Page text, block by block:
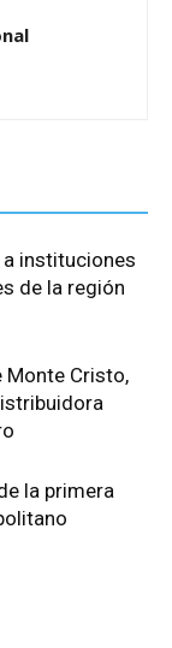
a instituciones
de la región
Monte Cristo,
la primera